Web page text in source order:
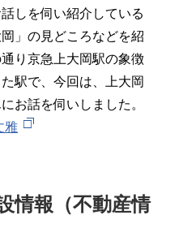
しを伺い紹介している
」の見どころなどを紹
り京急上大岡駅の象徴
駅で、今回は、上大岡
お話を伺いしました。
雅
情報（不動産情